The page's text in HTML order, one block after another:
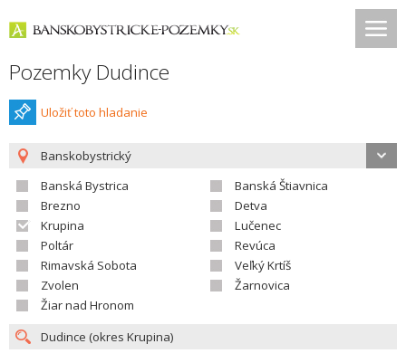
Pozemky Dudince
Uložiť toto hladanie
Banskobystrický
Banská Bystrica
Banská Štiavnica
Brezno
Detva
Krupina
Lučenec
Poltár
Revúca
Rimavská Sobota
Veľký Krtíš
Zvolen
Žarnovica
Žiar nad Hronom